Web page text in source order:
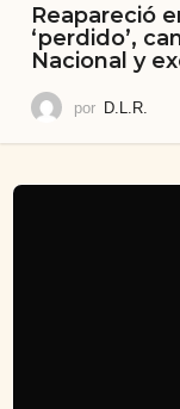
Reapareció
‘perdido’,
Nacional y
por D.L.R.